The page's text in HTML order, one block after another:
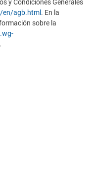
y Condiciones Generales
en/agb.html . En la
sobre la
.